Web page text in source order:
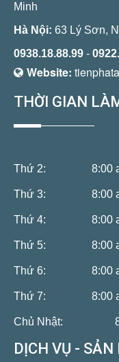
Minh
Hà Nội: 63 Lý Sơn,
0938.18.88.99 -
Website:
THỜI GIAN
Thứ 2: 8:00
Thứ 3: 8:00
Thứ 4: 8:00
Thứ 5: 8:00
Thứ 6: 8:00
Thứ 7: 8:00
Chủ Nhật:
DỊCH VỤ - SẢN